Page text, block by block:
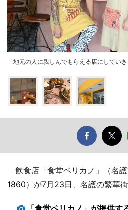
「地元の人に親しんでもらえる店にしてい
飲食店「食堂ペリカノ」（名
1860）が7月23日、名護の繁華